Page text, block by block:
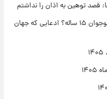
۱۵ مرداد ماه ۱۴۰۵
۱۵ مرداد ۱۴۰۵
توهین به اذان را نداشتم
راز طول عمر انسان در دستان یک نوجوان ۱۵ ساله؟ ادعایی که جهان